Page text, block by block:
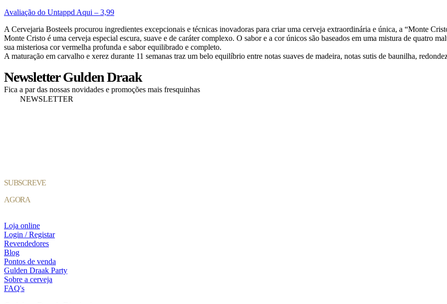
Avaliação do Untappd Aqui – 3,99
A Cervejaria Bosteels procurou ingredientes excepcionais e técnicas inovadoras para criar uma cerveja extraordinária e única, a “Monte
Monte Cristo é uma cerveja especial escura, suave e de caráter complexo. O sabor e a cor únicos são baseados em uma mistura de quatro
sua misteriosa cor vermelha profunda e sabor equilibrado e completo.
A maturação em carvalho e xerez durante 11 semanas traz um belo equilíbrio entre notas suaves de madeira, notas sutis de baunilha,
Newsletter Gulden Draak
Fica a par das nossas novidades e promoções mais fresquinhas
NEWSLETTER
SUBSCREVE
AGORA
Loja online
Login / Registar
Revendedores
Blog
Pontos de venda
Gulden Draak Party
Sobre a cerveja
FAQ's